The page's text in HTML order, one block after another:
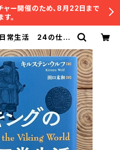
ャー開催のため、8月22日まで
。
日常生活 24の仕事